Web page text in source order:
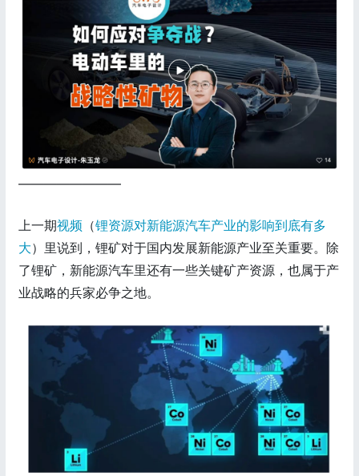
————————
上一期视频 （锂资源对新能源汽车产业的影响到底有多
大）里说到，锂矿对于国内发展新能源产业至关重要。除
了锂矿，新能源汽车里还有一些关键矿产资源，也属于产
业战略的兵家必争之地。